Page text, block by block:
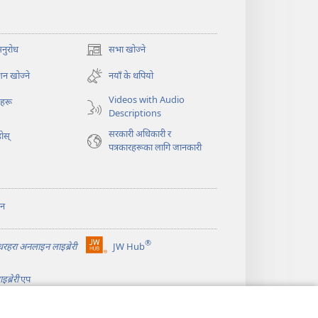
सभा खोज्ने
(ब्राउजरको
अर्को
ट्याबमा
पृष्ठ
खोज्ने नयाँ के थपियो
Videos with Audio
Descriptions
सरकारी अधिकारी र
पत्रकारहरूका लागि जानकारी
अनलाइन लाइब्रेरी JW Hub®
(ब्राउजरको
एप